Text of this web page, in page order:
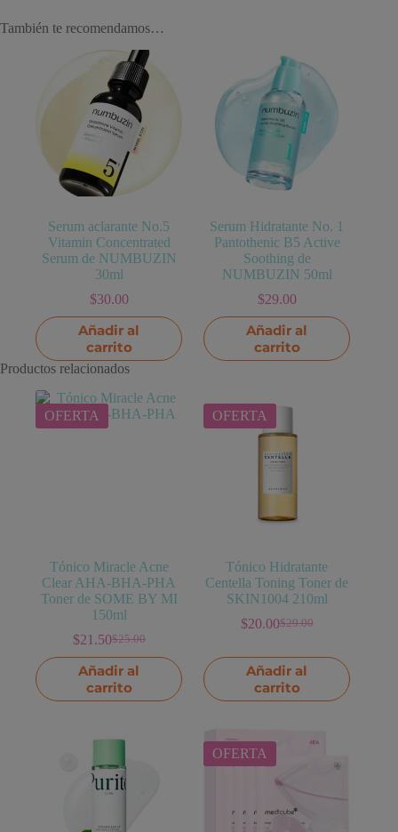
También te recomendamos…
Serum aclarante No.5
Vitamin Concentrated
Serum de NUMBUZIN
30ml
$30.00
Añadir al
carrito
Serum Hidratante No. 1
Pantothenic B5 Active
Soothing de
NUMBUZIN 50ml
$29.00
Añadir al
carrito
Productos relacionados
OFERTA
Tónico Miracle Acne
Clear AHA-BHA-PHA
Toner de SOME BY MI
150ml
$25.00
El
precio
original
era:
$21.50El
precio
actual
es:
Añadir al
carrito
OFERTA
Tónico Hidratante
Centella Toning Toner de
SKIN1004 210ml
$29.00
El
original
era:
$29.00.
$20.00El
actual
es:
$20.00.
Añadir al
carrito
OFERTA